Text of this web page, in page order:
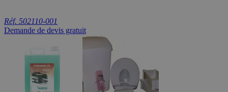
Réf. 502110-001
Demande de devis gratuit